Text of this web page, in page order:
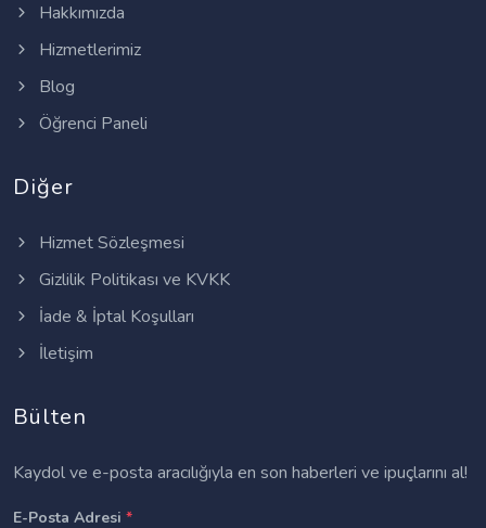
Hakkımızda
Hizmetlerimiz
Blog
Öğrenci Paneli
Diğer
Hizmet Sözleşmesi
Gizlilik Politikası ve KVKK
İade & İptal Koşulları
İletişim
Bülten
Kaydol ve e-posta aracılığıyla en son haberleri ve ipuçlarını al!
E-Posta Adresi *